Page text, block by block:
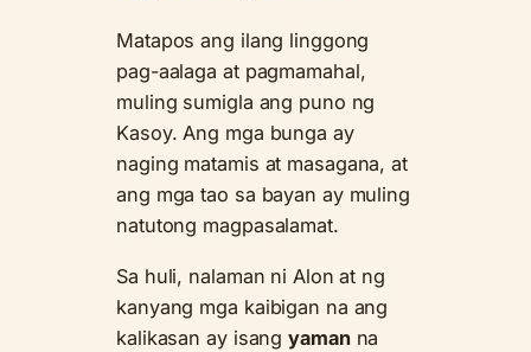
Matapos ang ilang linggong
pag-aalaga at pagmamahal,
muling sumigla ang puno ng
Kasoy. Ang mga bunga ay
naging matamis at masagana, at
ang mga tao sa bayan ay muling
natutong magpasalamat.
Sa huli, nalaman ni Alon at ng
kanyang mga kaibigan na ang
kalikasan ay isangyamanna